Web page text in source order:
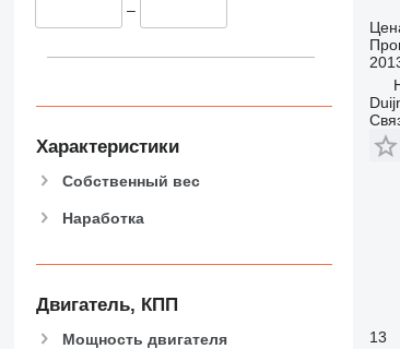
–
Характеристики
Собственный вес
Наработка
Двигатель, КПП
Мощность двигателя
13